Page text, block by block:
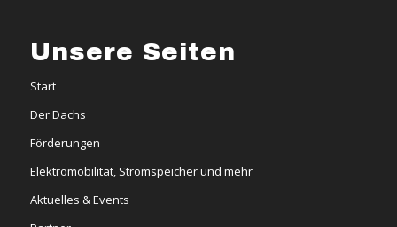
Unsere Seiten
Start
Der Dachs
Förderungen
Elektromobilität, Stromspeicher und mehr
Aktuelles & Events